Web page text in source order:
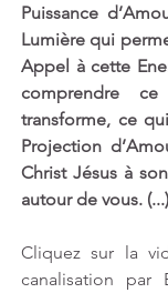
Puissance
Lumière qui
Appel à cette
comprendre
transforme, ce
Projection
Christ Jésus à
autour de vous. (...)
Cliquez sur la
canalisation par